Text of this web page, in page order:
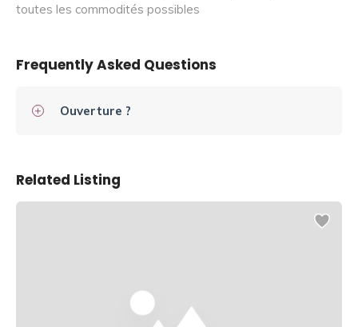
toutes les commodités possibles
Frequently Asked Questions
Ouverture ?
Related Listing